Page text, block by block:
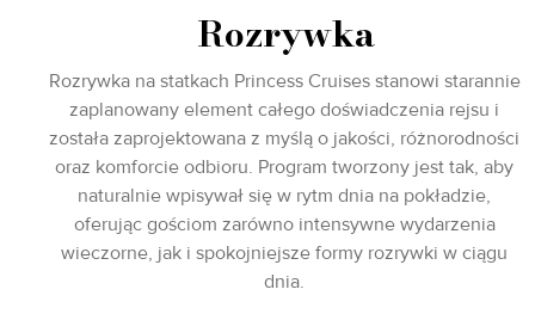
Rozrywka
Rozrywka na statkach Princess Cruises stanowi starannie
zaplanowany element całego doświadczenia rejsu i
została zaprojektowana z myślą o jakości, różnorodności
oraz komforcie odbioru. Program tworzony jest tak, aby
naturalnie wpisywał się w rytm dnia na pokładzie,
oferując gościom zarówno intensywne wydarzenia
wieczorne, jak i spokojniejsze formy rozrywki w ciągu
dnia.